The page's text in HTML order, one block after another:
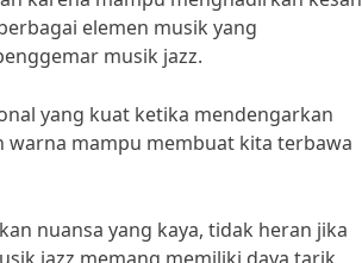
elemen musik yang
musik jazz.
yang kuat ketika mendengarkan
mampu membuat kita terbawa
nuansa yang kaya, tidak heran jika